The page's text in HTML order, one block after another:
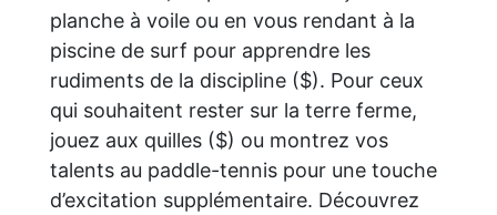
planche à voile ou en vous rendant à la
piscine de surf pour apprendre les
rudiments de la discipline ($). Pour ceux
qui souhaitent rester sur la terre ferme,
jouez aux quilles ($) ou montrez vos
talents au paddle-tennis pour une touche
d’excitation supplémentaire. Découvrez